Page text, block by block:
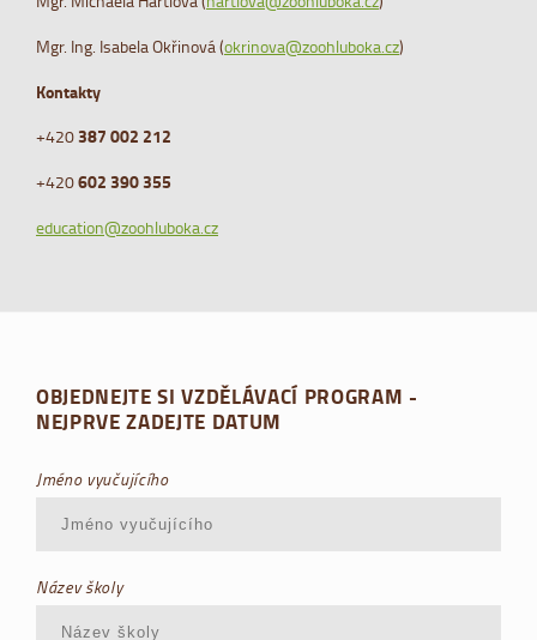
Mgr. Ing. Isabela Okřinová (okrinova@zoohluboka.cz)
Kontakty
+420387 002 212
+420602 390 355
education@zoohluboka.cz
OBJEDNEJTE SI VZDĚLÁVACÍ PROGRAM -
NEJPRVE ZADEJTE DATUM
Jméno vyučujícího
Název školy